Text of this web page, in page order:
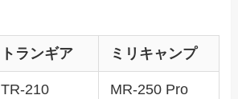
トランギア ミリキャンプ
TR-210 MR-250 Pro